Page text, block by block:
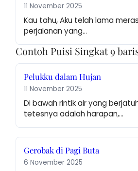
11 November 2025
Kau tahu, Aku telah lama
perjalanan yang…
Contoh Puisi Singkat 9
Pelukku dalam Hujan
11 November 2025
Di bawah rintik air yang
tetesnya adalah harapan,…
Gerobak di Pagi Buta
6 November 2025